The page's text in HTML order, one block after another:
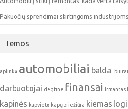
Pakuočių sprendimai skirtingoms industrijoms
Temos
aplinka automobiliai baldai biurai
darbuotojai degtine finansai Irmantas
kapinės kapvietė kapų priežiūra kiemas